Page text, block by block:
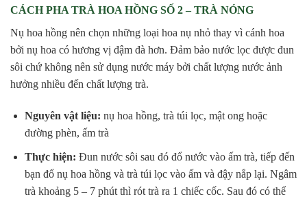
CÁCH PHA TRÀ HOA HỒNG SỐ 2 – TRÀ NÓNG
Nụ hoa hồng nên chọn những loại hoa nụ nhỏ thay vì cánh hoa
bởi nụ hoa có hương vị đậm đà hơn. Đảm bảo nước lọc được đun
sôi chứ không nên sử dụng nước máy bởi chất lượng nước ảnh
hưởng nhiều đến chất lượng trà.
Nguyên vật liệu: nụ hoa hồng, trà túi lọc, mật ong hoặc
đường phèn, ấm trà
Thực hiện: Đun nước sôi sau đó đổ nước vào ấm trà, tiếp đến
bạn đổ nụ hoa hồng và trà túi lọc vào ấm và đậy nắp lại. Ngâm
trà khoảng 5 – 7 phút thì rót trà ra 1 chiếc cốc. Sau đó có thể